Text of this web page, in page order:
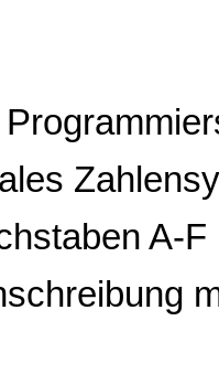
A-F